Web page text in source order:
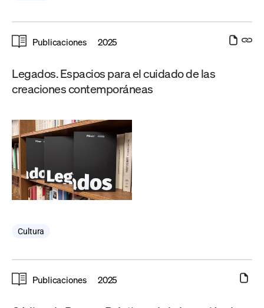
Publicaciones 2025
Legados. Espacios para el cuidado de las
creaciones contemporáneas
Cultura
Publicaciones 2025